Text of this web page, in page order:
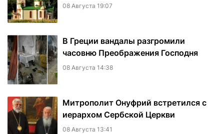
08 Августа 19:07
В Греции вандалы разгромили
часовню Преображения Господня
08 Августа 14:38
Митрополит Онуфрий встретился с
иерархом Сербской Церкви
08 Августа 13:41